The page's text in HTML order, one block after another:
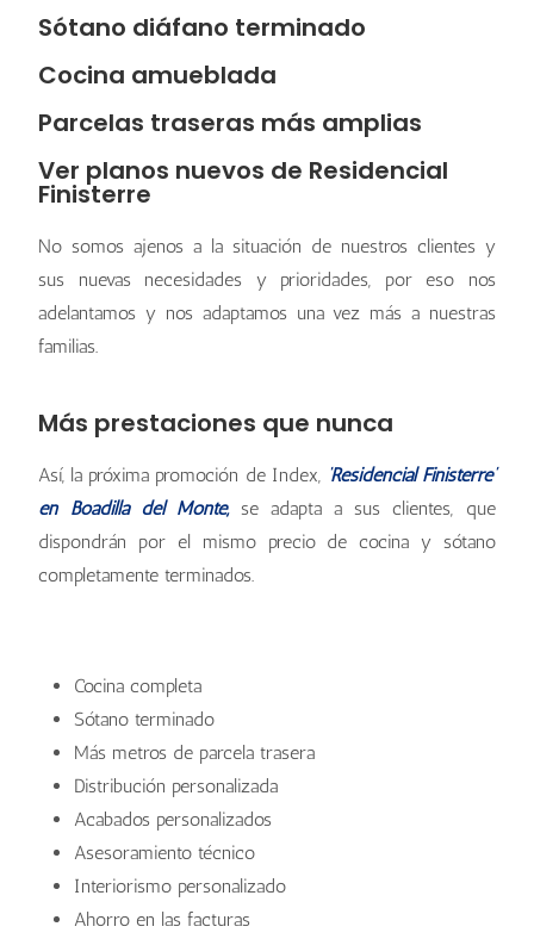
Sótano diáfano terminado
Cocina amueblada
Parcelas traseras más amplias
Ver planos nuevos de Residencial
Finisterre
No somos ajenos a la situación de nuestros clientes y
sus nuevas necesidades y prioridades, por eso nos
adelantamos y nos adaptamos una vez más a nuestras
familias.
Más prestaciones que nunca
Así, la próxima promoción de Index, ‘Residencial Finisterre’
en Boadilla del Monte, se adapta a sus clientes, que
dispondrán por el mismo precio de cocina y sótano
completamente terminados.
Cocina completa
Sótano terminado
Más metros de parcela trasera
Distribución personalizada
Acabados personalizados
Asesoramiento técnico
Interiorismo personalizado
Ahorro en las facturas